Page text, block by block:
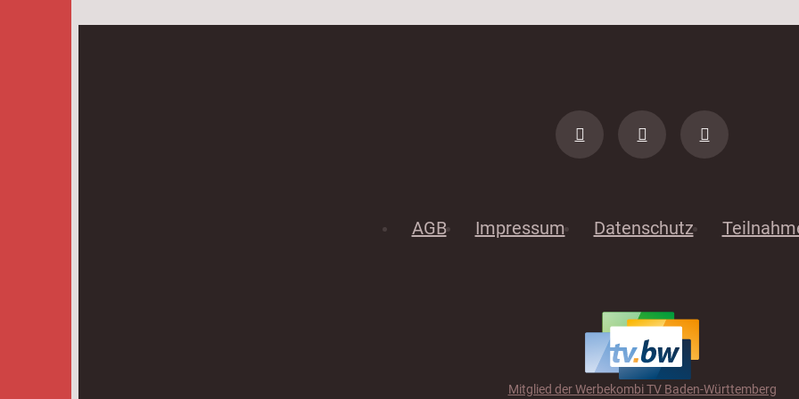
AGB Impressum Datenschutz
Mitglied der Werbekombi TV Baden-Württemberg